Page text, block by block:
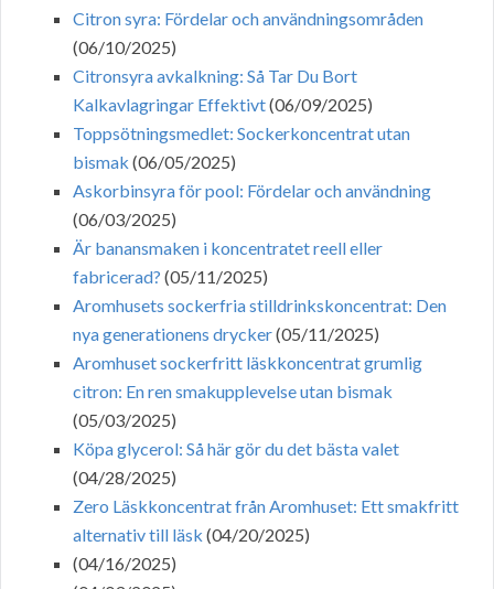
Citron syra: Fördelar och användningsområden
(06/10/2025)
Citronsyra avkalkning: Så Tar Du Bort
Kalkavlagringar Effektivt(06/09/2025)
Toppsötningsmedlet: Sockerkoncentrat utan
bismak (06/05/2025)
Askorbinsyra för pool: Fördelar och användning
(06/03/2025)
Är banansmaken i koncentratet reell eller
fabricerad? (05/11/2025)
Aromhusets sockerfria stilldrinkskoncentrat: Den
nya generationens drycker(05/11/2025)
Aromhuset sockerfritt läskkoncentrat grumlig
citron: En ren smakupplevelse utan bismak
(05/03/2025)
Köpa glycerol: Så här gör du det bästa valet
(04/28/2025)
Zero Läskkoncentrat från Aromhuset: Ett smakfritt
alternativ till läsk (04/20/2025)
(04/16/2025)